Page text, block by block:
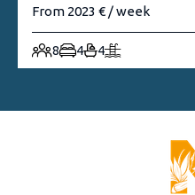
From 2023 € / week
8 4 4